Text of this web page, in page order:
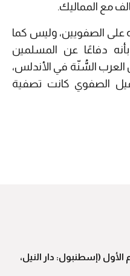
مع المماليك.
الصفويين، وليس كما
دفاعًا عن المسلمين
العرب السُّنّة في الأندلس،
الصفوي كانت تصفية
(إسطنبول: دار النيل،